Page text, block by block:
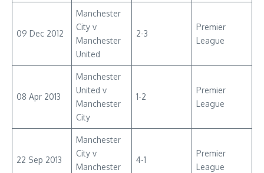
09 Dec 2012
Manchester
City v
Manchester
United
2-3
Premier
League
08 Apr 2013
Manchester
United v
Manchester
City
1-2
Premier
League
22 Sep 2013
Manchester
City v
Manchester
4-1
Premier
League